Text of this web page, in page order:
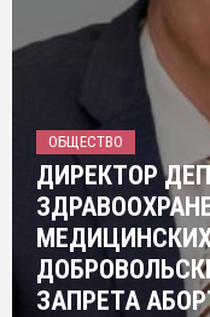
ОБЩЕСТВО
ДИРЕКТОР
ЗАПРЕТА